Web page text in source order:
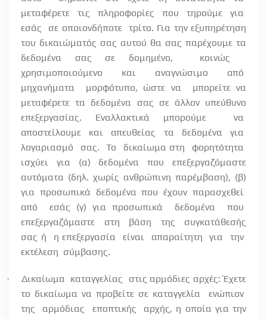
μεταφέρετε
τις πληροφορίες που τηρούμε
για
εσάς
σε οποιονδήποτε
τρίτο. Για την εξυπηρέτηση
του δικαιώματός σας αυτού θα σας παρέχουμε τα
δεδομένα σας σε δομημένο,
κοινώς
χρησιμοποιούμενο
και αναγνώσιμο
από
μηχανήματα
μορφότυπο, ώστε να
μπορείτε να
μεταφέρετε τα δεδομένα σας σε άλλον υπεύθυνο
επεξεργασίας. Εναλλακτικά μπορούμε
να
αποστείλουμε
και απευθείας τα δεδομένα
για
λογαριασμό
σας. Το δικαίωμα στη
φορητότητα
ισχύει για (α) δεδομένα που επεξεργαζόμαστε
αυτόματα (δηλ. χωρίς ανθρώπινη παρέμβαση), (β)
για προσωπικά δεδομένα που έχουν παρασχεθεί
από
εσάς (γ) για προσωπικά δεδομένα
που
επεξεργαζόμαστε
στη βάση της
συγκατάθεσής
σας ή
η επεξεργασία είναι απαραίτητη για
την
εκτέλεση σύμβασης.
· Δικαίωμα καταγγελίας
στις αρμόδιες αρχές: Έχετε
το δικαίωμα να προβείτε σε καταγγελία
ενώπιον
της
αρμόδιας εποπτικής
αρχής, η οποία για την